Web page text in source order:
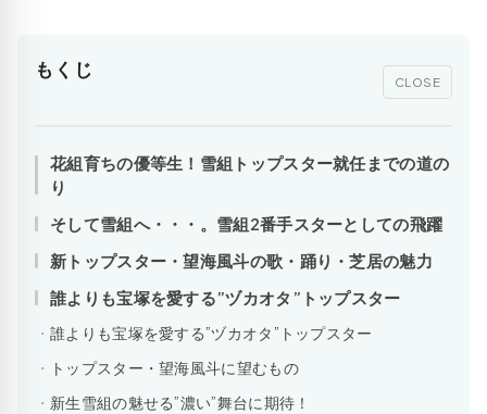
もくじ
CLOSE
花組育ちの優等生！雪組トップスター就任までの道の
り
そして雪組へ・・・。雪組2番手スターとしての飛躍
新トップスター・望海風斗の歌・踊り・芝居の魅力
誰よりも宝塚を愛する”ヅカオタ”トップスター
誰よりも宝塚を愛する”ヅカオタ”トップスター
トップスター・望海風斗に望むもの
新生雪組の魅せる”濃い”舞台に期待！